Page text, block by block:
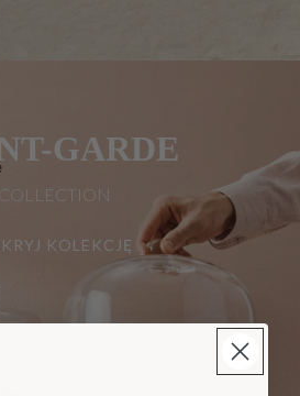
GARDE
COLLECTION
KOLEKCJĘ